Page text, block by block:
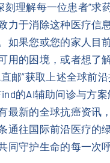
刻理解每一位患者“求
力于消除这种医疗信
如果您或您的家人目
用的困境，或者想了
邮”获取上述全球前
的AI辅助问诊与方
最新的全球抗癌资讯
通往国际前沿医疗的
同守护生命的每一次呼